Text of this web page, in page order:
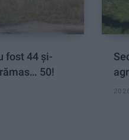
fost 44 și-
50!